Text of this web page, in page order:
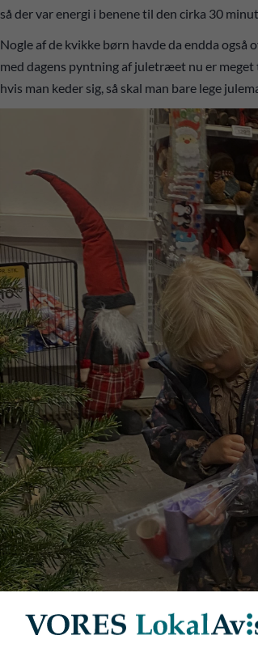
så der var energi i benene til den cirka 30
Nogle af de kvikke børn havde da endda også
med dagens pyntning af juletræet nu er
hvis man keder sig, så skal man bare lege
Foto 2: Dette års julepynt var lavet af